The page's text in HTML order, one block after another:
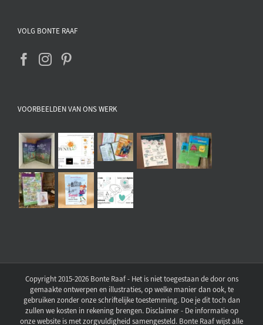
VOLG BONTE RAAF
VOORBEELDEN VAN ONS WERK
Copyright 2015-2026 Bonte Raaf - Het is niet toegestaan de door ons
gemaakte ontwerpen en illustraties, op welke manier dan ook, te
gebruiken zonder onze schriftelijke toestemming. Doe je dit toch dan
zullen we kosten in rekening brengen. Disclaimer - De informatie op
onze website is met zorgvuldigheid samengesteld. Bonte Raaf wijst alle